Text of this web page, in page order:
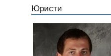
Юристи